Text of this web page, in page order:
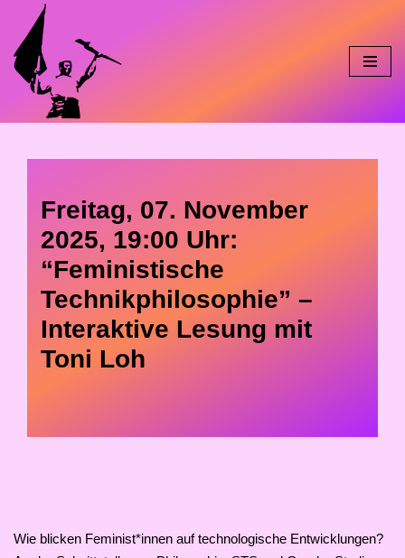
Skip
to
content
Freitag, 07. November
2025, 19:00 Uhr:
“Feministische
Technikphilosophie” –
Interaktive Lesung mit
Toni Loh
Wie blicken Feminist*innen auf technologische Entwicklungen?